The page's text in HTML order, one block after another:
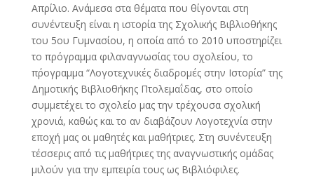
Απρίλιο. Ανάμεσα στα θέματα που θίγονται στη
συνέντευξη είναι η ιστορία της Σχολικής Βιβλιοθήκης
του 5ου Γυμνασίου, η οποία από το 2010 υποστηρίζει
το πρόγραμμα φιλαναγνωσίας του σχολείου, το
π΄ρογραμμα “Λογοτεχνικές διαδρομές στην Ιστορία” της
Δημοτικής Βιβλιοθήκης Πτολεμαΐδας, στο οποίο
συμμετέχει το σχολείο μας την τρέχουσα σχολική
χρονιά, καθώς και το αν διαβάζουν Λογοτεχνία στην
εποχή μας οι μαθητές και μαθήτριες. Στη συνέντευξη
τέσσερις από τις μαθήτριες της αναγνωστικής ομάδας
μιλούν για την εμπειρία τους ως Βιβλιόφιλες.